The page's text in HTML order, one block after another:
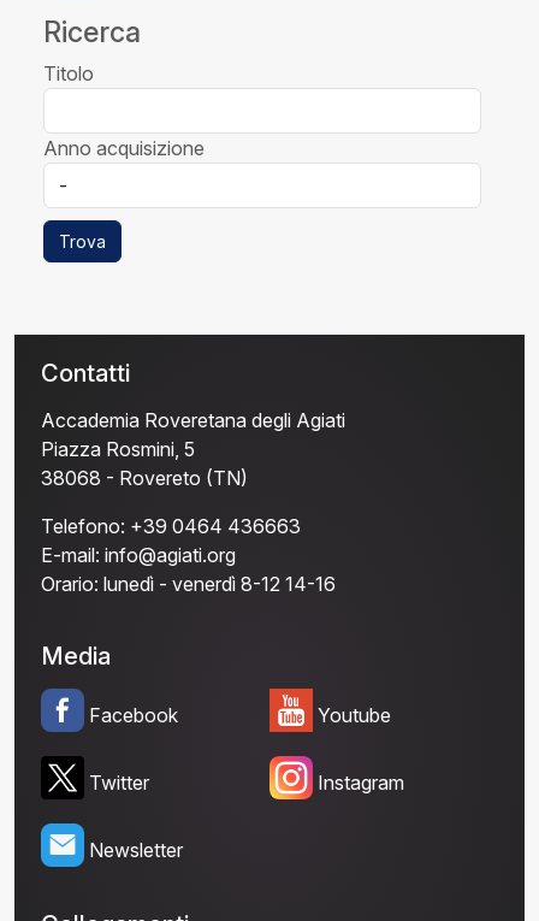
Ricerca
Titolo
Anno acquisizione
Trova
Contatti
Accademia Roveretana degli Agiati
Piazza Rosmini, 5
38068 - Rovereto (TN)
Telefono: +39 0464 436663
E-mail: info@agiati.org
Orario: lunedì - venerdì 8-12 14-16
Media
Facebook
Twitter
Newsletter
Youtube
Instagram